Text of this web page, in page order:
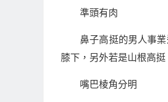
準頭有肉
鼻子高挺的男人事
膝下，另外若是山根高
嘴巴棱角分明